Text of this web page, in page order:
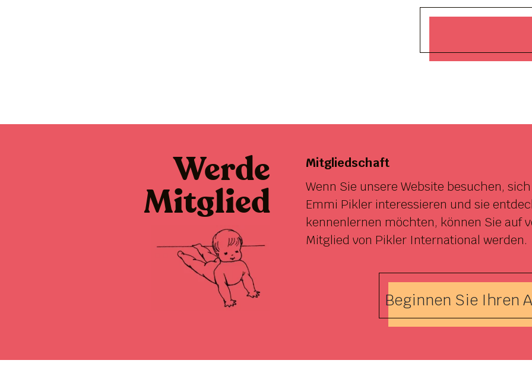
Werde
Mitglied
Mitgliedschaft
Wenn Sie unsere Website besuchen,
Emmi Pikler interessieren und sie
kennenlernen möchten, können Sie auf
Mitglied von Pikler International werden.
Beginnen Sie Ihren